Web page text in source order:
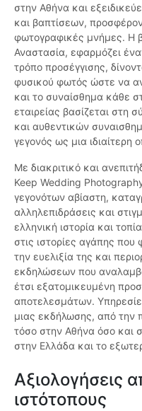
στην Αθήνα και
και βαπτίσεων,
φωτογραφικές μνήμες. Η
Αναστασία, εφαρμόζει
τρόπο προσέγγισης,
φυσικού φωτός ώστε να
και το συναίσθημα κάθε
εταιρείας βασίζεται στη
και αυθεντικών
γεγονός ως μια ιδιαίτερη
Με διακριτικό και
Keep Wedding
γεγονότων αβίαστη,
αλληλεπιδράσεις και
ελληνική ιστορία και
στις ιστορίες αγάπης που
την ευελιξία της και
εκδηλώσεων που
έτσι εξατομικευμένη
αποτελεσμάτων.
μιας εκδήλωσης, από την
τόσο στην Αθήνα όσο και
στην Ελλάδα και το
Αξιολογήσεις
ιστότοπους